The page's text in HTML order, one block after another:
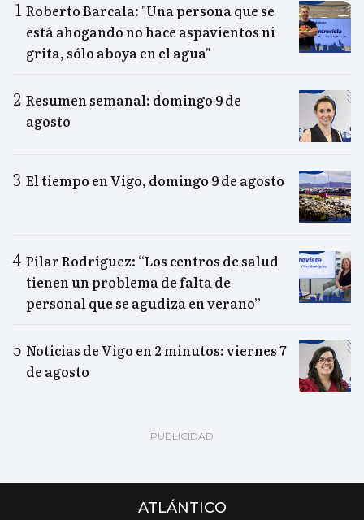
Roberto Barcala: "Una persona que se
está ahogando no hace aspavientos ni
grita, sólo aboya en el agua"
Resumen semanal: domingo 9 de
agosto
El tiempo en Vigo, domingo 9 de agosto
Pilar Rodríguez: “Los centros de salud
tienen un problema de falta de
personal que se agudiza en verano”
Noticias de Vigo en 2 minutos: viernes 7
de agosto
ATLÁNTICO